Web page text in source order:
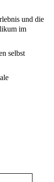
und die
im
selbst